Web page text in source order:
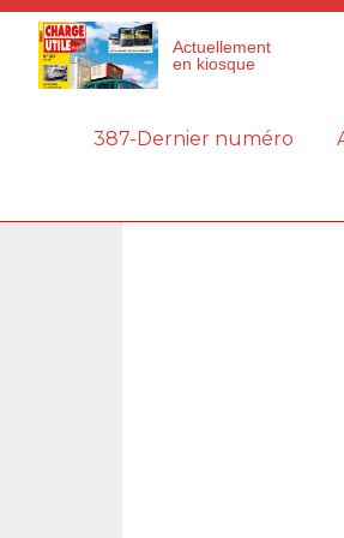
Actuellement
en kiosque
387-Dernier numéro
Panneau de gestion des cookies